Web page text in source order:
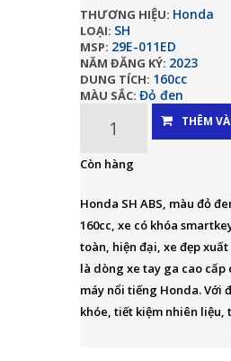
THƯƠNG HIỆU: Honda
LOẠI: SH
MSP: 29E-011ED
NĂM ĐĂNG KÝ: 2023
DUNG TÍCH: 160cc
MÀU SẮC: Đỏ đen
THÊM
Còn hàng
Honda SH ABS, màu đỏ
160cc, xe có khóa
toàn, hiện đại, xe đẹp xuất
là dòng xe tay ga cao cấp
máy nổi tiếng Honda. Với
khóe, tiết kiệm nhiên liệu,